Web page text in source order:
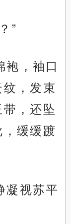
”
袍，袖口
，发束
，还坠
缓缓踱
凝视苏平